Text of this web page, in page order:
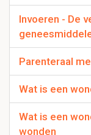
Invoeren - De
Parenteraal
Wat is een
Wat is een
wonden